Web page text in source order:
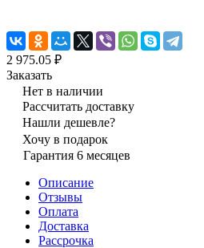
2 975.05 ₽
Заказать
Нет в наличии
Рассчитать доставку
Нашли дешевле?
Хочу в подарок
Гарантия 6 месяцев
Описание
Отзывы
Оплата
Доставка
Рассрочка